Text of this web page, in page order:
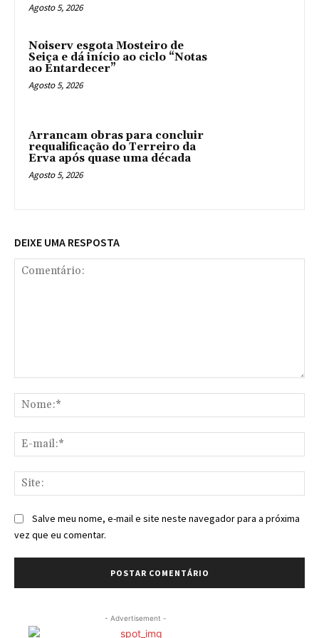
Agosto 5, 2026
Noiserv esgota Mosteiro de
Seiça e dá início ao ciclo “Notas
ao Entardecer”
Agosto 5, 2026
Arrancam obras para concluir
requalificação do Terreiro da
Erva após quase uma década
Agosto 5, 2026
DEIXE UMA RESPOSTA
Salve meu nome, e-mail e site neste navegador para a próxima
vez que eu comentar.
- Advertisement -